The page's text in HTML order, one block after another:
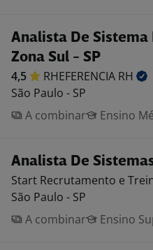
Analista De Sistema
Zona Sul - SP
4,5 RHEFERENCIA RH
São Paulo - SP
A combinar
Ensino
Analista De
Start Recrutamento e
São Paulo - SP
A combinar
Ensino